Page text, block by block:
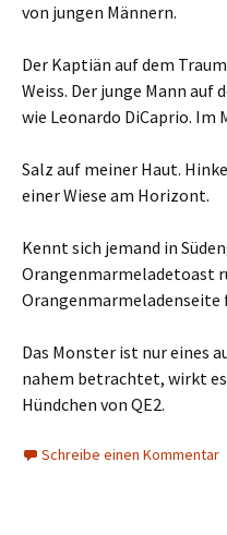
von jungen Männern.
Der Kaptiän auf dem
Weiss. Der junge Mann auf
wie Leonardo DiCaprio. Im
Salz auf meiner Haut.
einer Wiese am Horizont.
Kennt sich jemand in
Orangenmarmeladetoast
Orangenmarmeladenseite
Das Monster ist nur eines
nahem betrachtet, wirkt
Hündchen von QE2.
Schreibe einen Kommentar